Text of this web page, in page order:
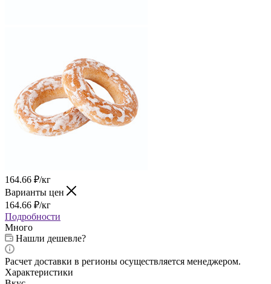
164.66 ₽/кг
Варианты цен
164.66 ₽/кг
Подробности
Много
Нашли дешевле?
Расчет доставки в регионы осуществляется менеджером.
Характеристики